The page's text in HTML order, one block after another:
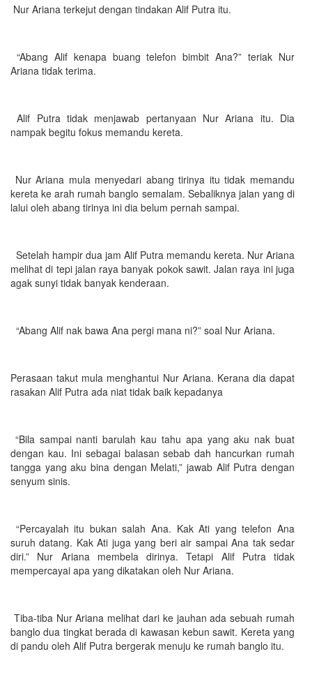
Nur Ariana terkejut dengan tindakan Alif Putra itu.
“Abang Alif kenapa buang telefon bimbit Ana?” teriak Nur
Ariana tidak terima.
Alif Putra tidak menjawab pertanyaan Nur Ariana itu. Dia
nampak begitu fokus memandu kereta.
Nur Ariana mula menyedari abang tirinya itu tidak memandu
kereta ke arah rumah banglo semalam. Sebaliknya jalan yang di
lalui oleh abang tirinya ini dia belum pernah sampai.
Setelah hampir dua jam Alif Putra memandu kereta. Nur Ariana
melihat di tepi jalan raya banyak pokok sawit. Jalan raya ini juga
agak sunyi tidak banyak kenderaan.
“Abang Alif nak bawa Ana pergi mana ni?” soal Nur Ariana.
Perasaan takut mula menghantui Nur Ariana. Kerana dia dapat
rasakan Alif Putra ada niat tidak baik kepadanya
“Bila sampai nanti barulah kau tahu apa yang aku nak buat
dengan kau. Ini sebagai balasan sebab dah hancurkan rumah
tangga yang aku bina dengan Melati,” jawab Alif Putra dengan
senyum sinis.
“Percayalah itu bukan salah Ana. Kak Ati yang telefon Ana
suruh datang. Kak Ati juga yang beri air sampai Ana tak sedar
diri.” Nur Ariana membela dirinya. Tetapi Alif Putra tidak
mempercayai apa yang dikatakan oleh Nur Ariana.
Tiba-tiba Nur Ariana melihat dari ke jauhan ada sebuah rumah
banglo dua tingkat berada di kawasan kebun sawit. Kereta yang
di pandu oleh Alif Putra bergerak menuju ke rumah banglo itu.